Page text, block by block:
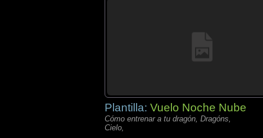
Plantilla: Vuelo Noche Nube
Cómo entrenar a tu dragón, Dragóns,
Cielo,